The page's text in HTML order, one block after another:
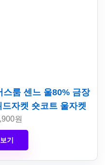
룸 센느 울80% 금장
자켓 숏코트 울자켓
원
기